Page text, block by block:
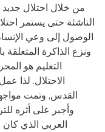
من خلال احتلال جديد
الناشئة حتى يستمر
الوصول إلى وعي
ونزع الذاكرة المتعلقة
التعليم هو
الاحتلال. لذا
القدس, وتمت
وأجبر على أثره
العربي الذي كان